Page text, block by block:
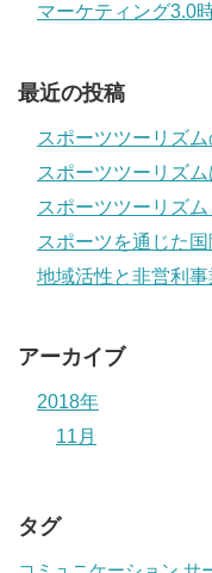
マーケティング3.0
最近の投稿
スポーツツーリズ
スポーツツーリズ
スポーツツーリズ
スポーツを通じた
地域活性と非営利
アーカイブ
2018年
11月
タグ